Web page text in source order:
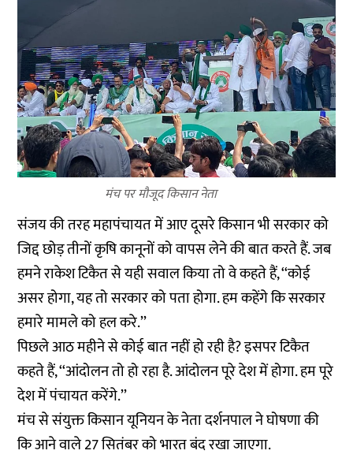
मंच पर मौजूद किसान नेता
संजय की तरह महापंचायत में आए दूसरे किसान भी सरकार को
जिद्द छोड़ तीनों कृषि कानूनों को वापस लेने की बात करते हैं. जब
हमने राकेश टिकैत से यही सवाल किया तो वे कहते हैं, ‘‘कोई
असर होगा, यह तो सरकार को पता होगा. हम कहेंगे कि सरकार
हमारे मामले को हल करे.’’
पिछले आठ महीने से कोई बात नहीं हो रही है? इसपर टिकैत
कहते हैं, ‘‘आंदोलन तो हो रहा है. आंदोलन पूरे देश में होगा. हम पूरे
देश में पंचायत करेंगे.’’
मंच से संयुक्त किसान यूनियन के नेता दर्शनपाल ने घोषणा की
कि आने वाले 27 सितंबर को भारत बंद रखा जाएगा.